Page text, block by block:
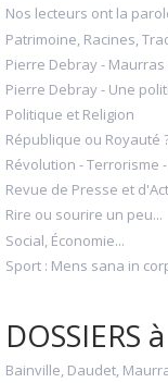
Nos lecteurs ont la
Patrimoine, Racines,
Pierre Debray - Maurras
Pierre Debray - Une
Politique et Religion
République ou Royauté
Révolution - Terrorisme
Revue de Presse et
Rire ou sourire un peu...
Social, Économie...
Sport : Mens sana in
Bainville, Daudet,